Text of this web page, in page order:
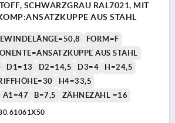
SCHWARZGRAU RAL7021, MIT
AUS STAHL
FORM=F
AUS STAHL
D1=13 D2=14,5 D3=4
H=24,5
H4=33,5
A1=47 B=7,5 ZÄHNEZAHL =16